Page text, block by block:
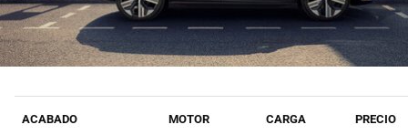
ACABADO MOTOR CARGA PRECIO